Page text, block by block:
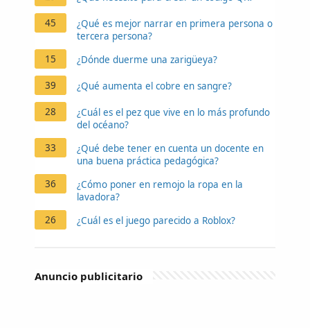
45
¿Qué es mejor narrar en primera persona o
tercera persona?
15
¿Dónde duerme una zarigüeya?
39 ¿Qué aumenta el cobre en sangre?
28
¿Cuál es el pez que vive en lo más profundo
del océano?
33
¿Qué debe tener en cuenta un docente en
una buena práctica pedagógica?
36
¿Cómo poner en remojo la ropa en la
lavadora?
26
¿Cuál es el juego parecido a Roblox?
Anuncio publicitario